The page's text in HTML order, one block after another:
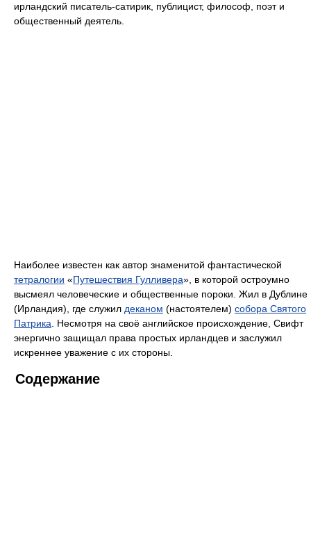
ирландский писатель-сатирик, публицист, философ, поэт и
общественный деятель.
Наиболее известен как автор знаменитой фантастической
тетралогии «Путешествия Гулливера», в которой остроумно
высмеял человеческие и общественные пороки. Жил в Дублине
(Ирландия), где служил деканом (настоятелем) собора Святого
Патрика . Несмотря на своё английское происхождение, Свифт
энергично защищал права простых ирландцев и заслужил
искреннее уважение с их стороны.
Содержание